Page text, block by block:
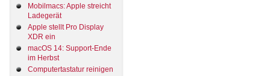
Mobilmacs: Apple streicht
Ladegerät
Apple stellt Pro Display
XDR ein
macOS 14: Support-Ende
im Herbst
Computertastatur reinigen